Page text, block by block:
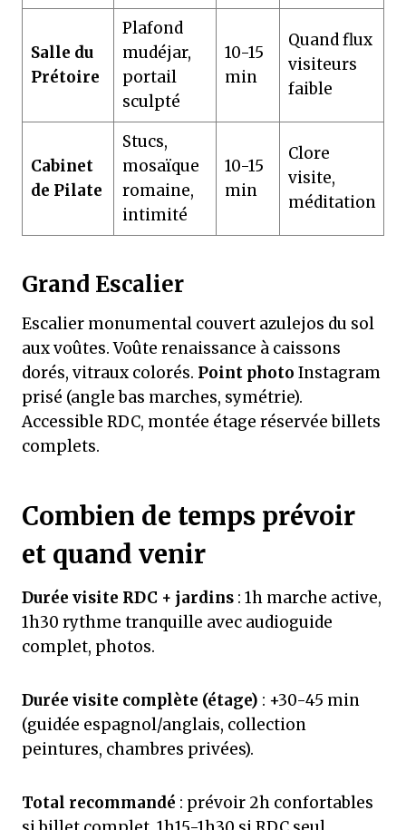
Salle du
Prétoire
Plafond
mudéjar,
portail
sculpté
10-15
min
Quand flux
visiteurs
faible
Cabinet
de Pilate
Stucs,
mosaïque
romaine,
intimité
10-15
min
Clore
visite,
méditation
Grand Escalier
Escalier monumental couvert azulejos du sol
aux voûtes. Voûte renaissance à caissons
dorés, vitraux colorés. Point photo Instagram
prisé (angle bas marches, symétrie).
Accessible RDC, montée étage réservée billets
complets.
Combien de temps prévoir
et quand venir
Durée visite RDC + jardins : 1h marche active,
1h30 rythme tranquille avec audioguide
complet, photos.
Durée visite complète (étage) : +30-45 min
(guidée espagnol/anglais, collection
peintures, chambres privées).
Total recommandé : prévoir 2h confortables